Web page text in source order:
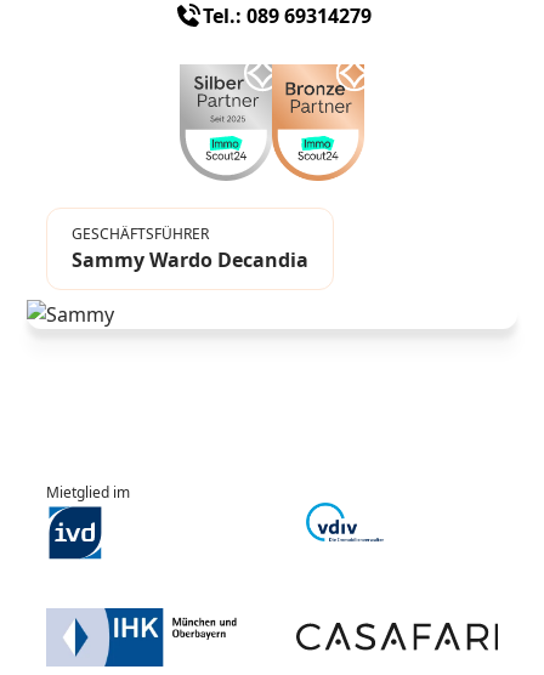
Tel.: 089 69314279
GESCHÄFTSFÜHRER
Sammy Wardo Decandia
Mietglied im